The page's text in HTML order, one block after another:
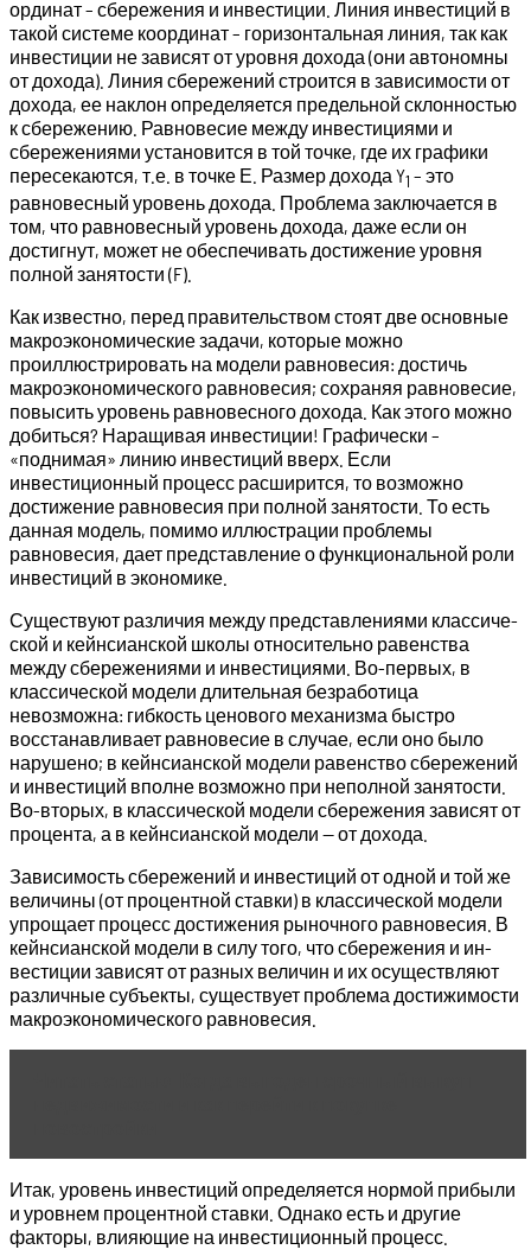
орди­нат – сбережения и инвестиции. Линия инвестиций в
такой системе координат – горизон­тальная линия, так как
инвестиции не зависят от уровня дохо­да (они автономны
от дохода). Линия сбережений строится в зависимости от
дохода, ее наклон определяется предельной склонностью
к сбережению. Равновесие между инвестициями и
сбережениями устано­вится в той точке, где их графики
пересекаются, т.е. в точке Е. Размер дохода Y1 – это
равновесный уровень дохода. Проблема заключается в
том, что равновесный уровень дохода, даже если он
достигнут, может не обеспечивать достиже­ние уровня
полной занятости (F).
Как известно, перед правительством стоят две основные
макроэкономические задачи, которые можно
проиллюстриро­вать на модели равновесия: достичь
макроэкономического равновесия; сохраняя равновесие,
повысить уровень равно­весного дохода. Как этого можно
добиться? Наращивая инве­стиции! Графически –
«поднимая» линию инвестиций вверх. Если
инвестиционный процесс расширится, то возможно
достижение равновесия при полной занятости. То есть
данная модель, помимо иллюстрации проблемы
равновесия, дает пред­ставление о функциональной роли
инвестиций в экономике.
Существуют различия между представлениями классиче­
ской и кейнсианской школы относительно равенства
между сбережениями и инвестициями. Во-первых, в
классической модели длительная безработица
невозможна: гибкость ценового механизма быстро
восстанавливает равновесие в случае, если оно было
нарушено; в кейнсианской модели равенство сбережений
и инвести­ций вполне возможно при неполной занятости.
Во-вторых, в классической модели сбережения зависят от
процента, а в кейнсианской модели — от дохода.
Зависимость сбережений и инвестиций от одной и той же
величины (от процентной ставки) в классической модели
уп­рощает процесс достижения рыночного равновесия. В
кейнсианской модели в силу того, что сбережения и ин­
вестиции зависят от разных величин и их осуществляют
раз­личные субъекты, существует проблема достижимости
макро­экономического равновесия.
Итак, уровень инвестиций определяется нормой прибыли
и уровнем процентной ставки. Однако есть и другие
факторы, влияющие на инвестиционный процесс.